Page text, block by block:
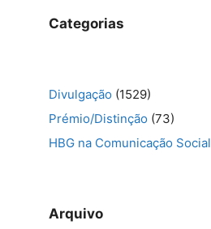
artigosCategorias
Divulgação (1529)
Prémio/Distinção (73)
HBG na Comunicação Social
Arquivo